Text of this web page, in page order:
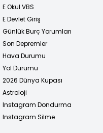
E Okul VBS
E Devlet Giriş
Günlük Burç Yorumları
Son Depremler
Hava Durumu
Yol Durumu
2026 Dünya Kupası
Astroloji
Instagram Dondurma
Instagram Silme